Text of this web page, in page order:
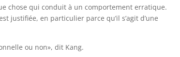
chose qui conduit à un comportement erratique.
justifiée, en particulier parce qu’il s’agit d’une
ou non», dit Kang.